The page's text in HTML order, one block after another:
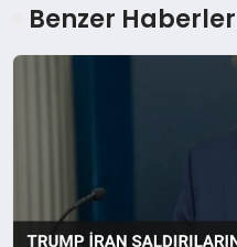
Benzer Haberler